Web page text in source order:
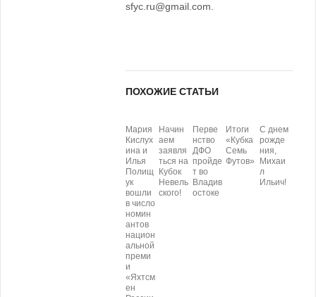
sfyc.ru@gmail.com.
ПОХОЖИЕ СТАТЬИ
Мария
Кислух
ина и
Илья
Полищ
ук
вошли
в число
номин
антов
национ
альной
преми
и
«Яхтсм
ен
Начин
аем
заявля
ться на
Кубок
Невель
ского!
Перве
нство
ДФО
пройде
т во
Владив
остоке
Итоги
«Кубка
Семь
Футов»
С днем
рожде
ния,
Михаи
л
Ильич!